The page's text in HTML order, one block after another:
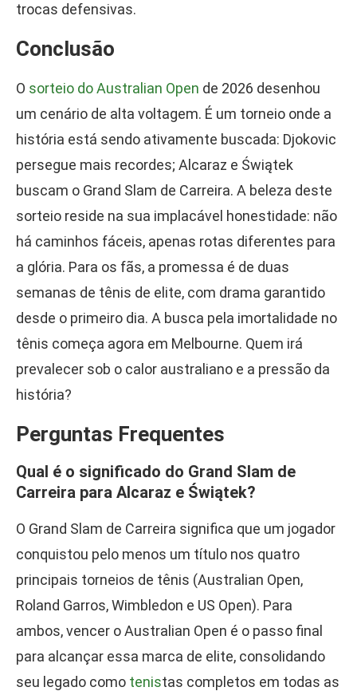
trocas defensivas.
Conclusão
O sorteio do Australian Open de 2026 desenhou
um cenário de alta voltagem. É um torneio onde a
história está sendo ativamente buscada: Djokovic
persegue mais recordes; Alcaraz e Świątek
buscam o Grand Slam de Carreira. A beleza deste
sorteio reside na sua implacável honestidade: não
há caminhos fáceis, apenas rotas diferentes para
a glória. Para os fãs, a promessa é de duas
semanas de tênis de elite, com drama garantido
desde o primeiro dia. A busca pela imortalidade no
tênis começa agora em Melbourne. Quem irá
prevalecer sob o calor australiano e a pressão da
história?
Perguntas Frequentes
Qual é o significado do Grand Slam de
Carreira para Alcaraz e Świątek?
O Grand Slam de Carreira significa que um jogador
conquistou pelo menos um título nos quatro
principais torneios de tênis (Australian Open,
Roland Garros, Wimbledon e US Open). Para
ambos, vencer o Australian Open é o passo final
para alcançar essa marca de elite, consolidando
seu legado como tenistas completos em todas as